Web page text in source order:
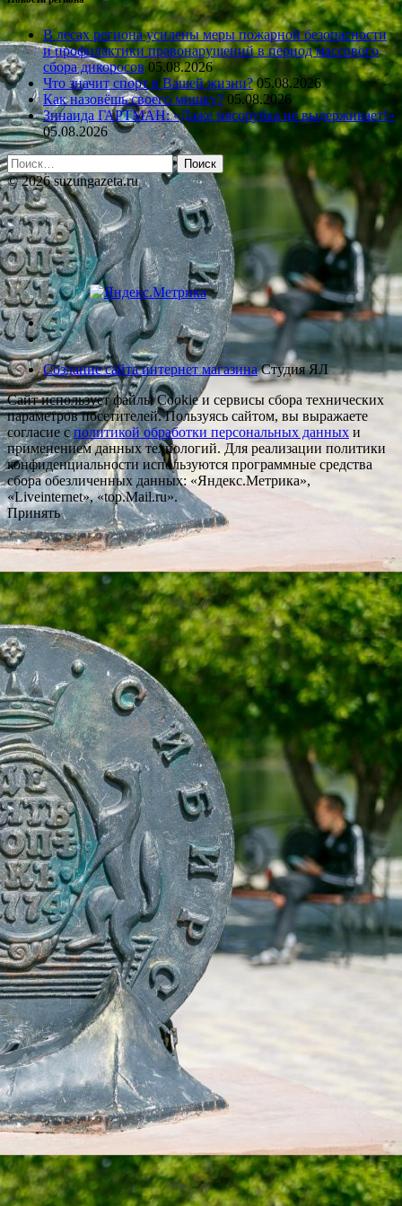
В лесах региона усилены меры пожарной безопасности
и профилактики правонарушений в период массового
сбора дикоросов 05.08.2026
Что значит спорт в Вашей жизни? 05.08.2026
Как назовёшь своего мишку? 05.08.2026
Зинаида ГАРТМАН: «Даже мясорубка не выдерживает!»
05.08.2026
Найти:
© 2026 suzungazeta.ru
Создание сайта интернет магазинаСтудия ЯЛ
Сайт использует файлы Cookie и сервисы сбора технических
параметров посетителей. Пользуясь сайтом, вы выражаете
согласие сполитикой обработки персональных данных и
применением данных технологий. Для реализации политики
конфиденциальности используются программные средства
сбора обезличенных данных: «Яндекс.Метрика»,
«Liveinternet», «top.Mail.ru».
Принять